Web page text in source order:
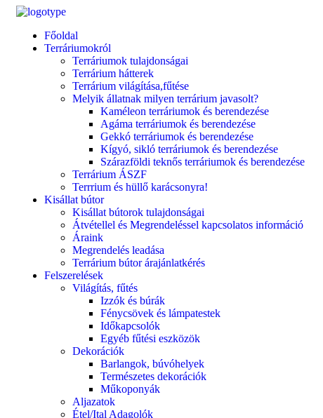
Főoldal
Terráriumokról
Terráriumok tulajdonságai
Terrárium hátterek
Terrárium világítása,fűtése
Melyik állatnak milyen terrárium javasolt?
Kaméleon terráriumok és berendezése
Agáma terráriumok és berendezése
Gekkó terráriumok és berendezése
Kígyó, sikló terráriumok és berendezése
Szárazföldi teknős terráriumok és berendezése
Terrárium ÁSZF
Terrrium és hüllő karácsonyra!
Kisállat bútor
Kisállat bútorok tulajdonságai
Átvétellel és Megrendeléssel kapcsolatos információ
Áraink
Megrendelés leadása
Terrárium bútor árajánlatkérés
Felszerelések
Világítás, fűtés
Izzók és búrák
Fénycsövek és lámpatestek
Időkapcsolók
Egyéb fűtési eszközök
Dekorációk
Barlangok, búvóhelyek
Természetes dekorációk
Műkoponyák
Aljazatok
Étel/Ital Adagolók